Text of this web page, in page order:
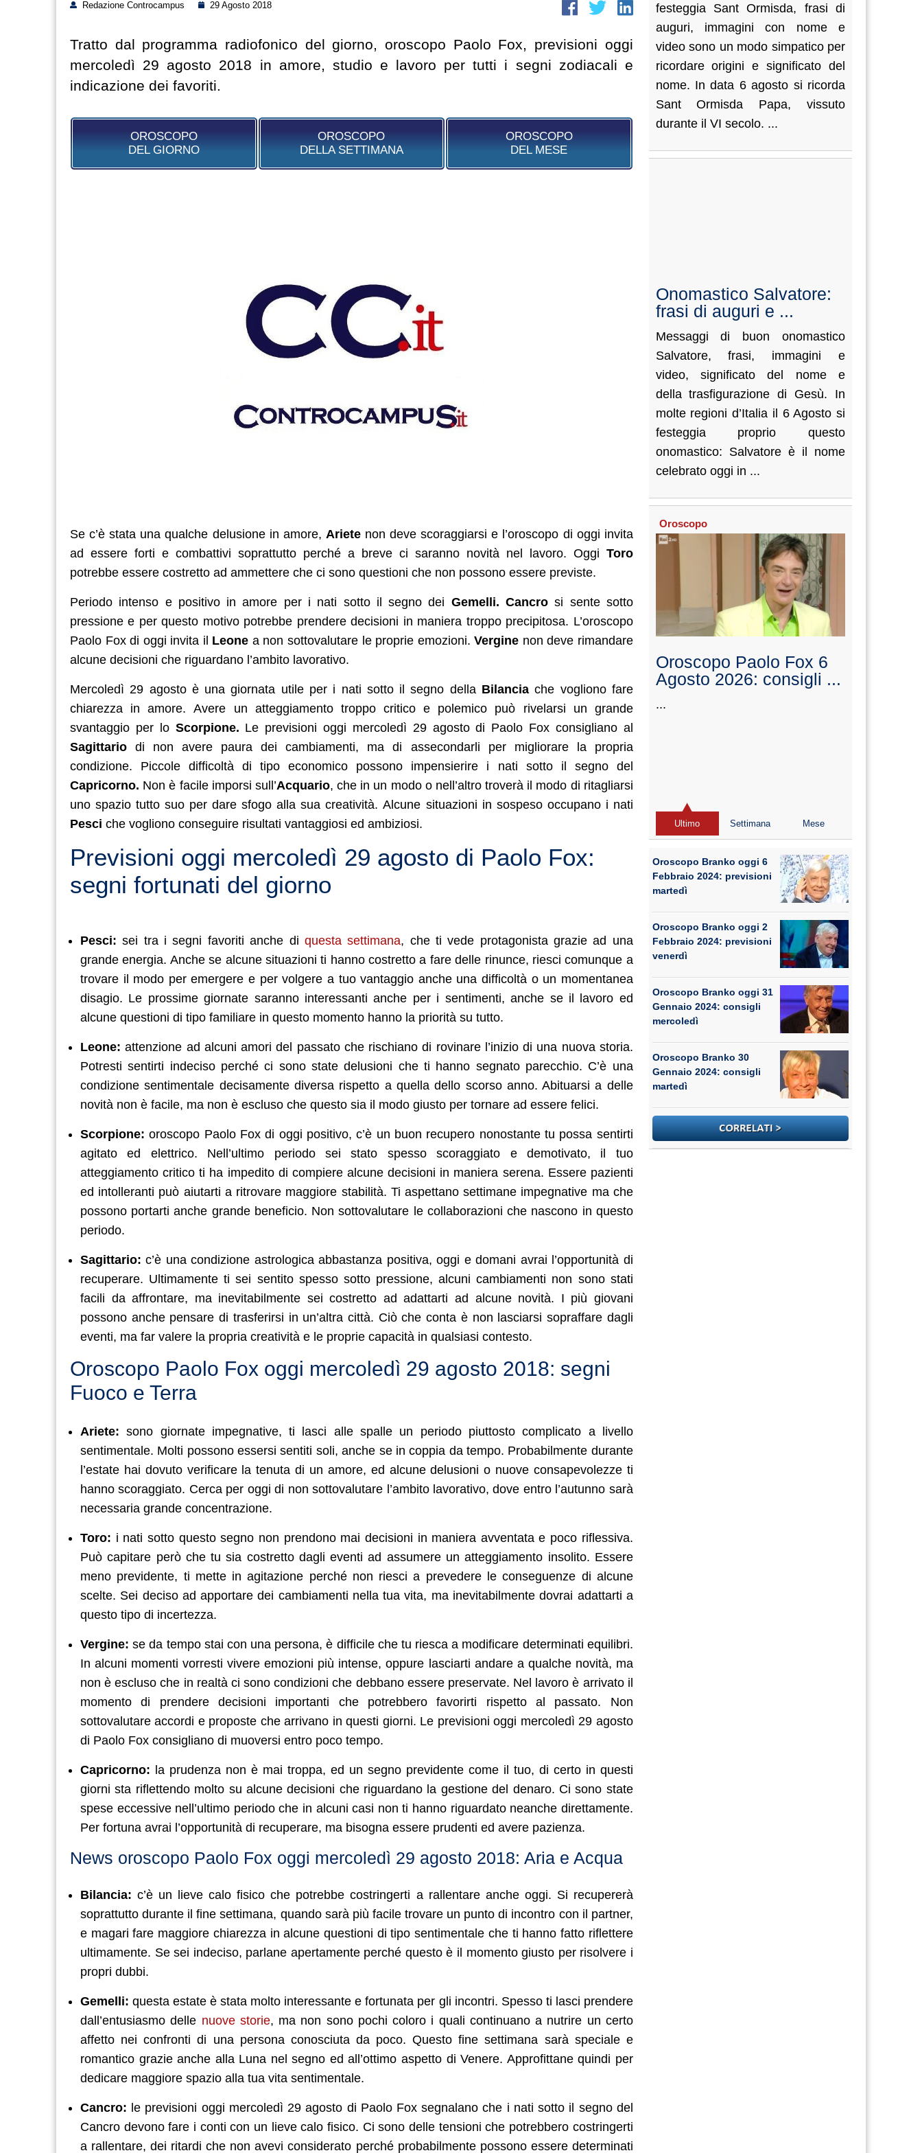
Redazione Controcampus 29 Agosto 2018
Tratto dal programma radiofonico del giorno, oroscopo Paolo Fox, previsioni oggi
mercoledì 29 agosto 2018 in amore, studio e lavoro per tutti i segni zodiacali e
indicazione dei favoriti.
OROSCOPO
DEL GIORNO
OROSCOPO
DELLA SETTIMANA
OROSCOPO
DEL MESE
Se c’è stata una qualche delusione in amore, Arietenon deve scoraggiarsi e l’oroscopo di oggi invita
ad essere forti e combattivi soprattutto perché a breve ci saranno novità nel lavoro. Oggi Toro
potrebbe essere costretto ad ammettere che ci sono questioni che non possono essere previste.
Periodo intenso e positivo in amore per i nati sotto il segno dei Gemelli. Cancrosi sente sotto
pressione e per questo motivo potrebbe prendere decisioni in maniera troppo precipitosa. L’oroscopo
Paolo Fox di oggi invita il Leone a non sottovalutare le proprie emozioni.Vergine non deve rimandare
alcune decisioni che riguardano l’ambito lavorativo.
Mercoledì 29 agosto è una giornata utile per i nati sotto il segno della Bilanciache vogliono fare
chiarezza in amore. Avere un atteggiamento troppo critico e polemico può rivelarsi un grande
svantaggio per lo Scorpione. Le previsioni oggi mercoledì 29 agosto di Paolo Fox consigliano al
Sagittario di non avere paura dei cambiamenti, ma di assecondarli per migliorare la propria
condizione. Piccole difficoltà di tipo economico possono impensierire i nati sotto il segno del
Capricorno. Non è facile imporsi sull’Acquario, che in un modo o nell’altro troverà il modo di ritagliarsi
uno spazio tutto suo per dare sfogo alla sua creatività. Alcune situazioni in sospeso occupano i nati
Pesci che vogliono conseguire risultati vantaggiosi ed ambiziosi.
Previsioni oggi mercoledì 29 agosto di Paolo Fox:
segni fortunati del giorno
Pesci: sei tra i segni favoriti anche di questa settimana, che ti vede protagonista grazie ad una
grande energia. Anche se alcune situazioni ti hanno costretto a fare delle rinunce, riesci comunque a
trovare il modo per emergere e per volgere a tuo vantaggio anche una difficoltà o un momentanea
disagio. Le prossime giornate saranno interessanti anche per i sentimenti, anche se il lavoro ed
alcune questioni di tipo familiare in questo momento hanno la priorità su tutto.
Leone: attenzione ad alcuni amori del passato che rischiano di rovinare l’inizio di una nuova storia.
Potresti sentirti indeciso perché ci sono state delusioni che ti hanno segnato parecchio. C’è una
condizione sentimentale decisamente diversa rispetto a quella dello scorso anno. Abituarsi a delle
novità non è facile, ma non è escluso che questo sia il modo giusto per tornare ad essere felici.
Scorpione: oroscopo Paolo Fox di oggi positivo, c’è un buon recupero nonostante tu possa sentirti
agitato ed elettrico. Nell’ultimo periodo sei stato spesso scoraggiato e demotivato, il tuo
atteggiamento critico ti ha impedito di compiere alcune decisioni in maniera serena. Essere pazienti
ed intolleranti può aiutarti a ritrovare maggiore stabilità. Ti aspettano settimane impegnative ma che
possono portarti anche grande beneficio. Non sottovalutare le collaborazioni che nascono in questo
periodo.
Sagittario: c’è una condizione astrologica abbastanza positiva, oggi e domani avrai l’opportunità di
recuperare. Ultimamente ti sei sentito spesso sotto pressione, alcuni cambiamenti non sono stati
facili da affrontare, ma inevitabilmente sei costretto ad adattarti ad alcune novità. I più giovani
possono anche pensare di trasferirsi in un’altra città. Ciò che conta è non lasciarsi sopraffare dagli
eventi, ma far valere la propria creatività e le proprie capacità in qualsiasi contesto.
Oroscopo Paolo Fox oggi mercoledì 29 agosto 2018: segni
Fuoco e Terra
Ariete: sono giornate impegnative, ti lasci alle spalle un periodo piuttosto complicato a livello
sentimentale. Molti possono essersi sentiti soli, anche se in coppia da tempo. Probabilmente durante
l’estate hai dovuto verificare la tenuta di un amore, ed alcune delusioni o nuove consapevolezze ti
hanno scoraggiato. Cerca per oggi di non sottovalutare l’ambito lavorativo, dove entro l’autunno sarà
necessaria grande concentrazione.
Toro: i nati sotto questo segno non prendono mai decisioni in maniera avventata e poco riflessiva.
Può capitare però che tu sia costretto dagli eventi ad assumere un atteggiamento insolito. Essere
meno previdente, ti mette in agitazione perché non riesci a prevedere le conseguenze di alcune
scelte. Sei deciso ad apportare dei cambiamenti nella tua vita, ma inevitabilmente dovrai adattarti a
questo tipo di incertezza.
Vergine: se da tempo stai con una persona, è difficile che tu riesca a modificare determinati equilibri.
In alcuni momenti vorresti vivere emozioni più intense, oppure lasciarti andare a qualche novità, ma
non è escluso che in realtà ci sono condizioni che debbano essere preservate. Nel lavoro è arrivato il
momento di prendere decisioni importanti che potrebbero favorirti rispetto al passato. Non
sottovalutare accordi e proposte che arrivano in questi giorni. Le previsioni oggi mercoledì 29 agosto
di Paolo Fox consigliano di muoversi entro poco tempo.
Capricorno: la prudenza non è mai troppa, ed un segno previdente come il tuo, di certo in questi
giorni sta riflettendo molto su alcune decisioni che riguardano la gestione del denaro. Ci sono state
spese eccessive nell’ultimo periodo che in alcuni casi non ti hanno riguardato neanche direttamente.
Per fortuna avrai l’opportunità di recuperare, ma bisogna essere prudenti ed avere pazienza.
News oroscopo Paolo Fox oggi mercoledì 29 agosto 2018: Aria e Acqua
Bilancia: c’è un lieve calo fisico che potrebbe costringerti a rallentare anche oggi. Si recupererà
soprattutto durante il fine settimana, quando sarà più facile trovare un punto di incontro con il partner,
e magari fare maggiore chiarezza in alcune questioni di tipo sentimentale che ti hanno fatto riflettere
ultimamente. Se sei indeciso, parlane apertamente perché questo è il momento giusto per risolvere i
propri dubbi.
Gemelli: questa estate è stata molto interessante e fortunata per gli incontri. Spesso ti lasci prendere
dall’entusiasmo delle nuove storie, ma non sono pochi coloro i quali continuano a nutrire un certo
affetto nei confronti di una persona conosciuta da poco. Questo fine settimana sarà speciale e
romantico grazie anche alla Luna nel segno ed all’ottimo aspetto di Venere. Approfittane quindi per
dedicare maggiore spazio alla tua vita sentimentale.
Cancro: le previsioni oggi mercoledì 29 agosto di Paolo Fox segnalano che i nati sotto il segno del
Cancro devono fare i conti con un lieve calo fisico. Ci sono delle tensioni che potrebbero costringerti
a rallentare, dei ritardi che non avevi considerato perché probabilmente possono essere determinati
festeggia Sant Ormisda, frasi di
auguri, immagini con nome e
video sono un modo simpatico per
ricordare origini e significato del
nome. In data 6 agosto si ricorda
Sant Ormisda Papa, vissuto
durante il VI secolo. ...
Onomastico Salvatore:
frasi di auguri e ...
Messaggi di buon onomastico
Salvatore, frasi, immagini e
video, significato del nome e
della trasfigurazione di Gesù. In
molte regioni d’Italia il 6 Agosto si
festeggia proprio questo
onomastico: Salvatore è il nome
celebrato oggi in ...
Oroscopo
Oroscopo Paolo Fox 6
Agosto 2026: consigli ...
...
Ultimo Settimana Mese
Oroscopo Branko oggi 6
Febbraio 2024: previsioni
martedì
Oroscopo Branko oggi 2
Febbraio 2024: previsioni
venerdì
Oroscopo Branko oggi 31
Gennaio 2024: consigli
mercoledì
Oroscopo Branko 30
Gennaio 2024: consigli
martedì